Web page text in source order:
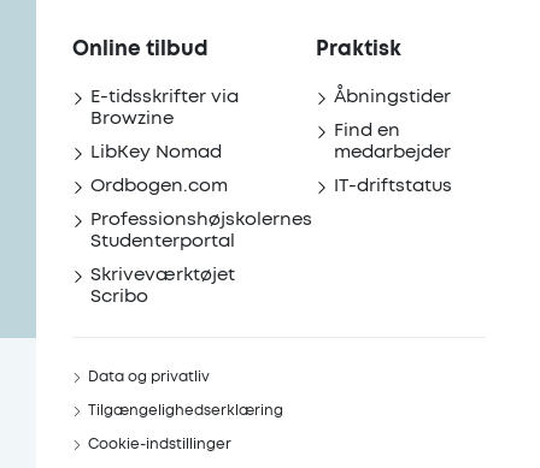
Online tilbud
E-tidsskrifter via
Browzine
LibKey Nomad
Ordbogen.com
Professionshøjskolernes
Studenterportal
Skriveværktøjet
Scribo
Praktisk
Åbningstider
Find en
medarbejder
IT-driftstatus
Data og privatliv
Tilgængelighedserklæring
Cookie-indstillinger